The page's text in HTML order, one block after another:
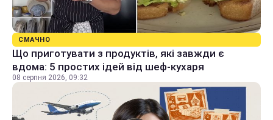
СМАЧНО
Що приготувати з продуктів, які завжди є
вдома: 5 простих ідей від шеф-кухаря
08 серпня 2026, 09:32